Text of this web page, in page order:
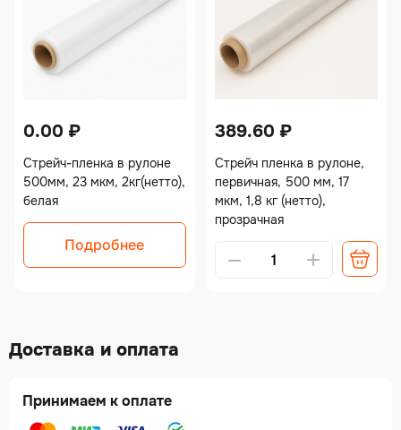
0.00 ₽
Стрейч-пленка в рулоне
500мм, 23 мкм, 2кг(нетто),
белая
Подробнее
389.60 ₽
Стрейч пленка в рулоне,
первичная, 500 мм, 17
мкм, 1,8 кг (нетто),
прозрачная
Alternative:
Доставка и оплата
Принимаем к оплате